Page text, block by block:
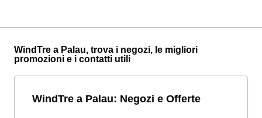
WindTre a Palau, trova i negozi, le migliori
promozioni e i contatti utili
WindTre a Palau: Negozi e Offerte